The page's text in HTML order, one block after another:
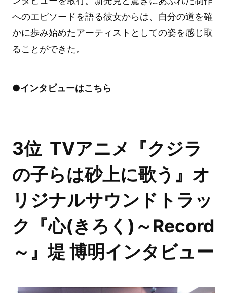
へのエピソードを語る彼女からは、自分の道を確
かに歩み始めたアーティストとしての姿を感じ取
ることができた。
●インタビューはこちら
3位 TVアニメ『クジラ
の子らは砂上に歌う』オ
リジナルサウンドトラッ
ク『心(きろく)～Record
～』堤 博明インタビュー